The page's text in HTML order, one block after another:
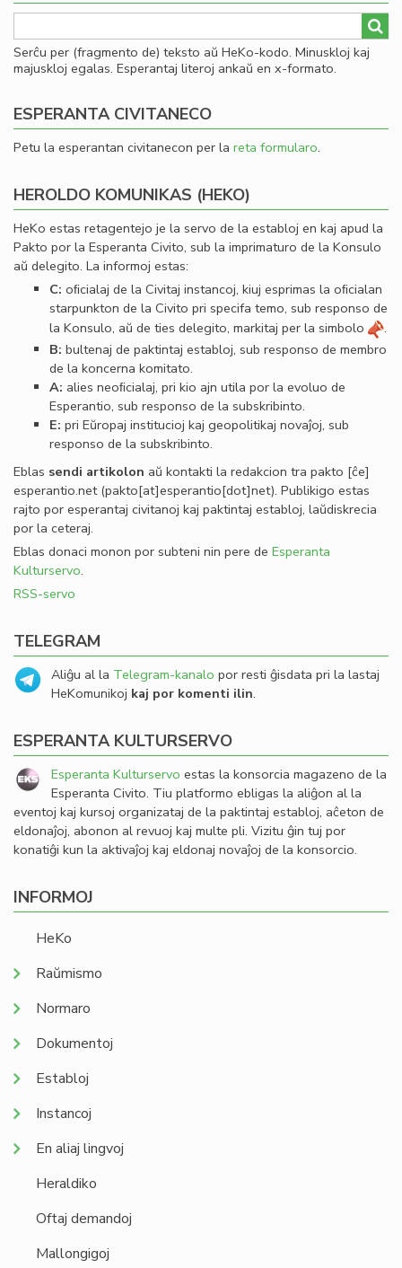
Serĉu per (fragmento de) teksto aŭ HeKo-kodo. Minuskloj kaj
majuskloj egalas. Esperantaj literoj ankaŭ en x-formato.
ESPERANTA CIVITANECO
Petu la esperantan civitanecon per la reta formularo.
HEROLDO KOMUNIKAS (HEKO)
HeKo estas retagentejo je la servo de la establoj en kaj apud la
Pakto por la Esperanta Civito, sub la imprimaturo de la Konsulo
aŭ delegito. La informoj estas:
C: oﬁcialaj de la Civitaj instancoj, kiuj esprimas la oﬁcialan
starpunkton de la Civito pri specifa temo, sub responso de
la Konsulo, aŭ de ties delegito, markitaj per la simbolo
.
B: bultenaj de paktintaj establoj, sub responso de membro
de la koncerna komitato.
A: alies neoﬁcialaj, pri kio ajn utila por la evoluo de
Esperantio, sub responso de la subskribinto.
E: pri Eŭropaj institucioj kaj geopolitikaj novaĵoj, sub
responso de la subskribinto.
Eblas sendi artikolon aŭ kontakti la redakcion tra pakto [ĉe]
esperantio.net(pakto[at]esperantio[dot]net). Publikigo estas
rajto por esperantaj civitanoj kaj paktintaj establoj, laŭdiskrecia
por la ceteraj.
Eblas donaci monon por subteni nin pere de Esperanta
Kulturservo.
RSS-servo
TELEGRAM
Aliĝu al la Telegram-kanalo por resti ĝisdata pri la lastaj
HeKomunikoj kaj por komenti ilin.
ESPERANTA KULTURSERVO
Esperanta Kulturservo estas la konsorcia magazeno de la
Esperanta Civito. Tiu platformo ebligas la aliĝon al la
eventoj kaj kursoj organizataj de la paktintaj establoj, aĉeton de
eldonaĵoj, abonon al revuoj kaj multe pli. Vizitu ĝin tuj por
konatiĝi kun la aktivaĵoj kaj eldonaj novaĵoj de la konsorcio.
INFORMOJ
HeKo
Raŭmismo
Normaro
Dokumentoj
Establoj
Instancoj
En aliaj lingvoj
Heraldiko
Oftaj demandoj
Mallongigoj